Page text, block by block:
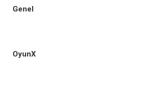
Genel
OyunX